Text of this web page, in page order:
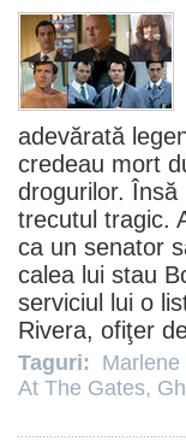
adevărată
credeau mort
drogurilor.
trecutul tragic.
ca un senator
calea lui stau
serviciul lui o
Rivera, ofiţer
Taguri: Marlene
At The Gates,